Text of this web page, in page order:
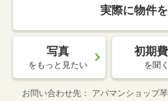
実際に物件
写真
をもっと見たい
初期
を聞く
お問い合わせ先 アパマンショップ